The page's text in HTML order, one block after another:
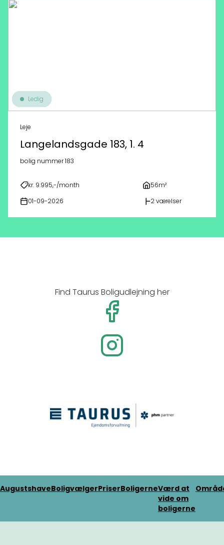
Ledig
Leje
Langelandsgade 183, 1. 4
bolig nummer 183
kr. 9.995,-/month 56m²
01-09-2026 2 værelser
Find Taurus Boligudlejning her
AugustshaveBoligvælgerPriserBoligerneVærd at
vide om
boligerne